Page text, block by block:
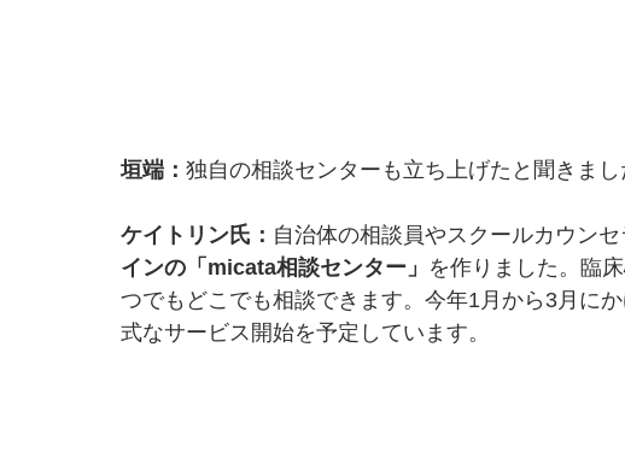
垣端： 独自の相談センターも立ち上げたと聞きまし
ケイトリン氏： 自治体の相談員やスクールカウン
インの「micata相談センター」 を作りました。臨
つでもどこでも相談できます。今年1月から3月に
式なサービス開始を予定しています。